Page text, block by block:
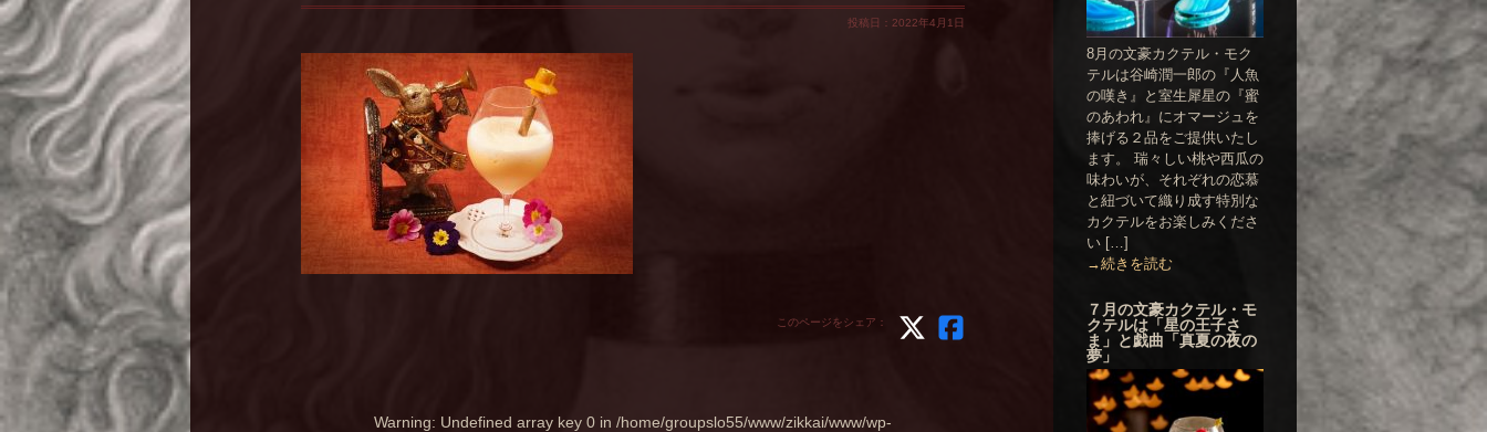
投稿日：2022年4月1日
このページをシェア：
Warning: Undefined array key 0 in /home/groupslo55/www/zikkai/www/wp-
8月の文豪カクテル・モク
テルは谷崎潤一郎の『人魚
の嘆き』と室生犀星の『蜜
のあわれ』にオマージュを
捧げる２品をご提供いたし
ます。 瑞々しい桃や西瓜の
味わいが、それぞれの恋慕
と紐づいて織り成す特別な
カクテルをお楽しみくださ
い […]
→続きを読む
７月の文豪カクテル・モ
クテルは「星の王子さ
ま」と戯曲「真夏の夜の
夢」